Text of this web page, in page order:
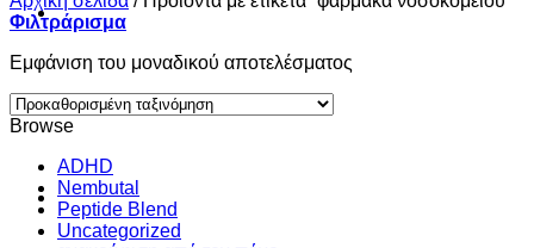
Σπίτι
Shop
Φιλτράρισμα
Εμφάνιση του μοναδικού αποτελέσματος
Browse
ADHD
Nembutal
Peptide Blend
Uncategorized